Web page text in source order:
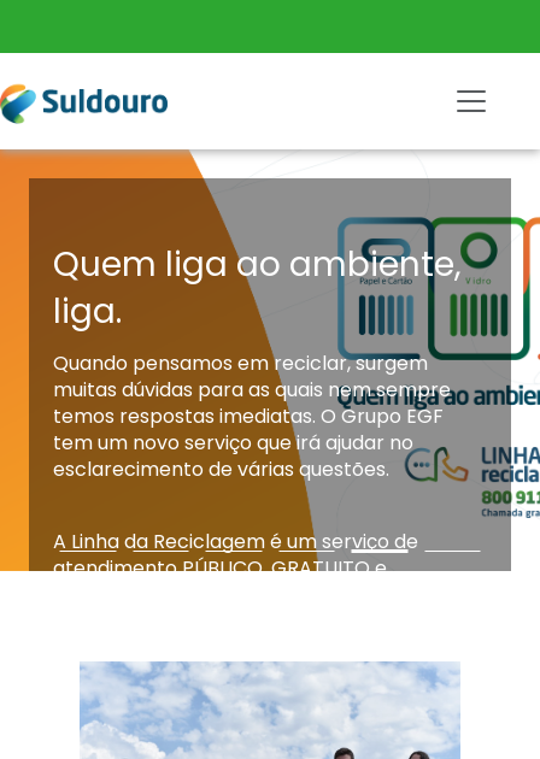
Quem liga ao ambiente,
liga.
Quando pensamos em reciclar, surgem
muitas dúvidas para as quais nem sempre
temos respostas imediatas. O Grupo EGF
tem um novo serviço que irá ajudar no
esclarecimento de várias questões.
A Linha da Reciclagem é um serviço de
atendimento PÚBLICO, GRATUITO e
sugestões, reclamações, elogios e pedidos de
serviço relacionados com a recolha e
tratamento de resíduos urbanos.